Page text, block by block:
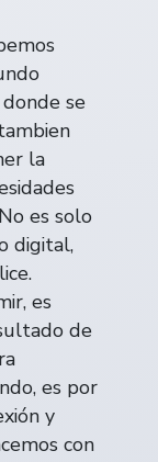
se
la
es solo
digital,
es
de
es por
y
con